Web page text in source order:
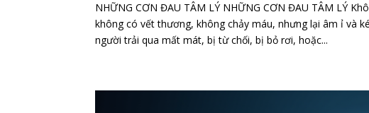
NHỮNG CƠN ĐAU TÂM LÝ NHỮNG CƠN ĐAU TÂM LÝ
không có vết thương, không chảy máu, nhưng lại âm ỉ và
người trải qua mất mát, bị từ chối, bị bỏ rơi, hoặc...